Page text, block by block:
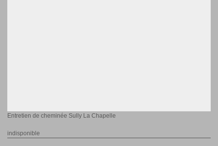
Entretien de cheminée Sully La Chapelle
indisponible